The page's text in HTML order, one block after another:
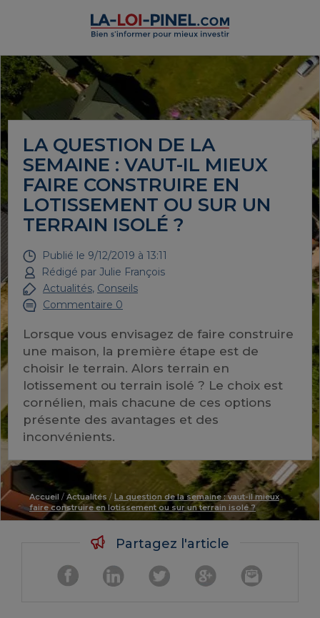
LA QUESTION DE LA
SEMAINE : VAUT-IL MIEUX
FAIRE CONSTRUIRE EN
LOTISSEMENT OU SUR UN
TERRAIN ISOLÉ ?
Publié le 9/12/2019 à 13:11
Rédigé par Julie François
Actualités, Conseils
Commentaire 0
Lorsque vous envisagez de faire construire
une maison, la première étape est de
choisir le terrain. Alors terrain en
lotissement ou terrain isolé ? Le choix est
cornélien, mais chacune de ces options
présente des avantages et des
inconvénients.
Accueil / Actualités / La question de la semaine : vaut-il mieux
faire construire en lotissement ou sur un terrain isolé ?
Partagez l'article